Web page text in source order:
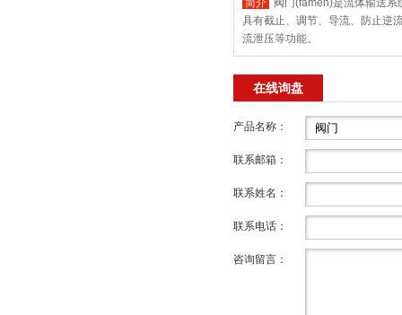
简介
阀门(famen)是流体输送系
具有截止、调节、导流、防止逆
流泄压等功能。
在线询盘
产品名称：
联系邮箱：
联系姓名：
联系电话：
咨询留言：